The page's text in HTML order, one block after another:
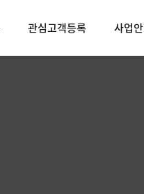
관심고객등록 사업